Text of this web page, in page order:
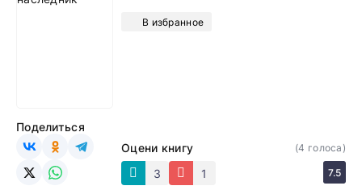
В избранное
Оцени книгу
3
1
(4 голоса)
7.5
Поделиться